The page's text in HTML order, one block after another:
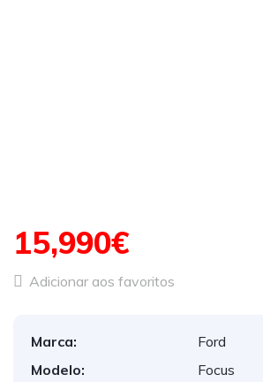
15,990€
Adicionar aos favoritos
Marca:
Ford
Modelo:
Focus